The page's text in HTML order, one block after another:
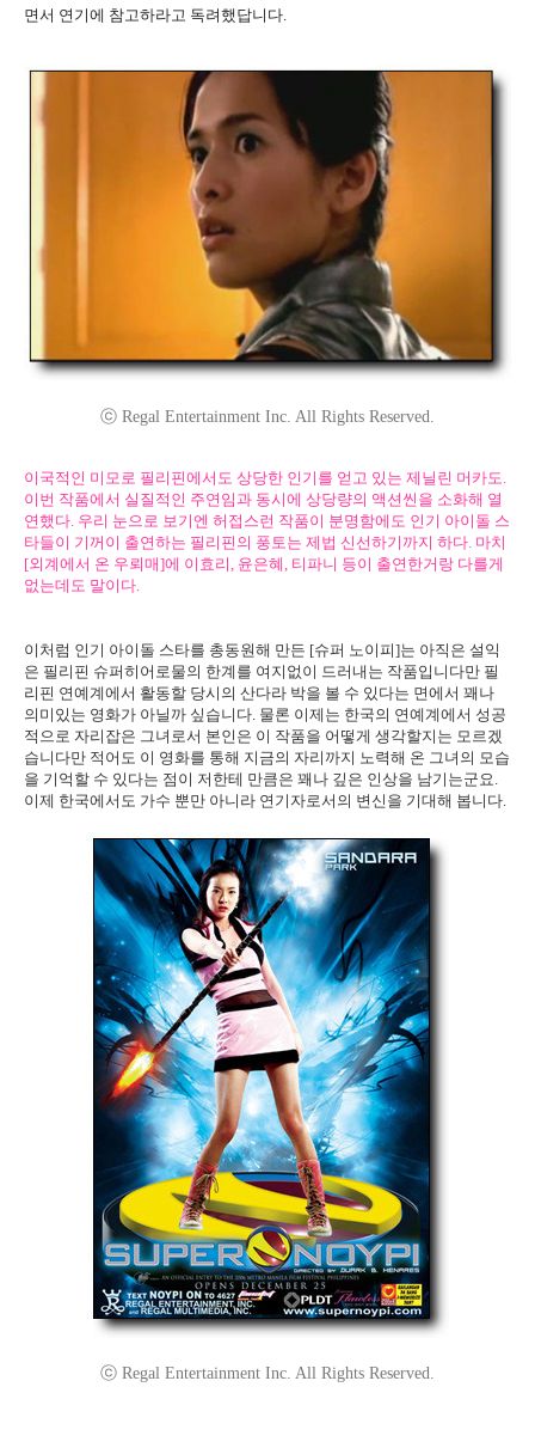
면서 연기에 참고하라고 독려했답니다.
ⓒ Regal Entertainment Inc. All Rights Reserved.
이국적인 미모로 필리핀에서도 상당한 인기를 얻고 있는 제닐린 머카도.
이번 작품에서 실질적인 주연임과 동시에 상당량의 액션씬을 소화해 열
연했다. 우리 눈으로 보기엔 허접스런 작품이 분명함에도 인기 아이돌 스
타들이 기꺼이 출연하는 필리핀의 풍토는 제법 신선하기까지 하다. 마치
[외계에서 온 우뢰매]에 이효리, 윤은혜, 티파니 등이 출연한거랑 다를게
없는데도 말이다.
이처럼 인기 아이돌 스타를 총동원해 만든 [슈퍼 노이피]는 아직은 설익
은 필리핀 슈퍼히어로물의 한계를 여지없이 드러내는 작품입니다만 필
리핀 연예계에서 활동할 당시의 산다라 박을 볼 수 있다는 면에서 꽤나
의미있는 영화가 아닐까 싶습니다. 물론 이제는 한국의 연예계에서 성공
적으로 자리잡은 그녀로서 본인은 이 작품을 어떻게 생각할지는 모르겠
습니다만 적어도 이 영화를 통해 지금의 자리까지 노력해 온 그녀의 모습
을 기억할 수 있다는 점이 저한테 만큼은 꽤나 깊은 인상을 남기는군요.
이제 한국에서도 가수 뿐만 아니라 연기자로서의 변신을 기대해 봅니다.
ⓒ Regal Entertainment Inc. All Rights Reserved.